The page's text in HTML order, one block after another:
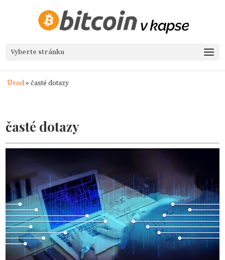
Vyberte stránku
Úvod» časté dotazy
časté dotazy